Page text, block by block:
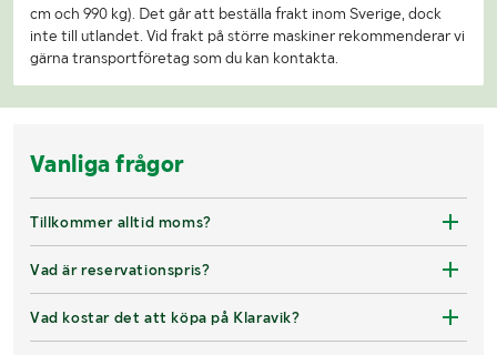
cm och 990 kg). Det går att beställa frakt inom Sverige, dock
inte till utlandet. Vid frakt på större maskiner rekommenderar vi
gärna transportföretag som du kan kontakta.
Vanliga frågor
Tillkommer alltid moms?
Vad är reservationspris?
Vad kostar det att köpa på Klaravik?